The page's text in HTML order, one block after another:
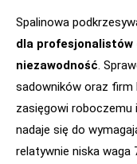
Spalinowa
dla
niezawodność.
sadowników oraz firm
zasięgowi roboczemu
nadaje się do
relatywnie niska waga